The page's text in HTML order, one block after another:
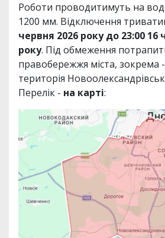
Роботи проводитимуть на
1200 мм. Відключення
червня 2026 року до 23:00 16
року. Під обмеження
правобережжя міста, зокрема
територія
Перелік - на карті: